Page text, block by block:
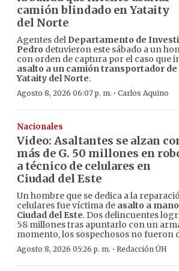
camión blindado en Yataity
del Norte
Agentes del Departamento de
Pedro detuvieron este sábado a un
con orden de captura por el caso que
asalto a un camión transportador de
Yataity del Norte.
Agosto 8, 2026 06:07 p. m. · Carlos Aquino
Nacionales
Video: Asaltantes se alzan
más de G. 50 millones en
a técnico de celulares en
Ciudad del Este
Un hombre que se dedica a la
celulares fue víctima de asalto a
Ciudad del Este. Dos delincuentes
58 millones tras apuntarlo con un
momento, los sospechosos no fueron
Agosto 8, 2026 05:26 p. m. · Redacción ÚH